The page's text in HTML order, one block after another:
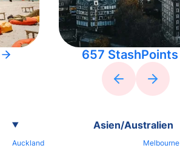
657 StashPoints
Asien/Australien
Auckland
Melbourne